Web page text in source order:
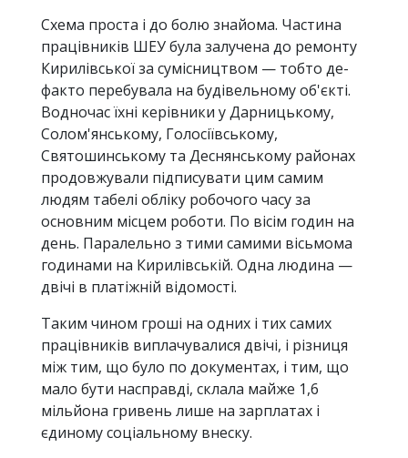
Схема проста і до болю знайома. Частина
працівників ШЕУ була залучена до ремонту
Кирилівської за сумісництвом — тобто де-
факто перебувала на будівельному об'єкті.
Водночас їхні керівники у Дарницькому,
Солом'янському, Голосіївському,
Святошинському та Деснянському районах
продовжували підписувати цим самим
людям табелі обліку робочого часу за
основним місцем роботи. По вісім годин на
день. Паралельно з тими самими вісьмома
годинами на Кирилівській. Одна людина —
двічі в платіжній відомості.
Таким чином гроші на одних і тих самих
працівників виплачувалися двічі, і різниця
між тим, що було по документах, і тим, що
мало бути насправді, склала майже 1,6
мільйона гривень лише на зарплатах і
єдиному соціальному внеску.